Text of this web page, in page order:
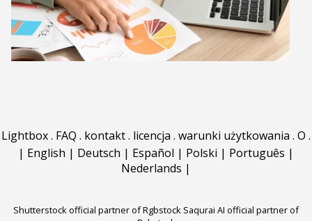
Lightbox. FAQ . kontakt. licencja . warunki użytkowania . O .
| English | Deutsch | Español | Polski | Português |
Nederlands |
Shutterstock official partner of Rgbstock Saqurai AI official partner of